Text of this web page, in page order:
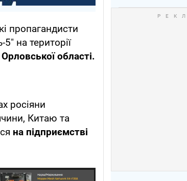
пропагандисти
на території
області.
росіяни
Китаю та
на підприємстві